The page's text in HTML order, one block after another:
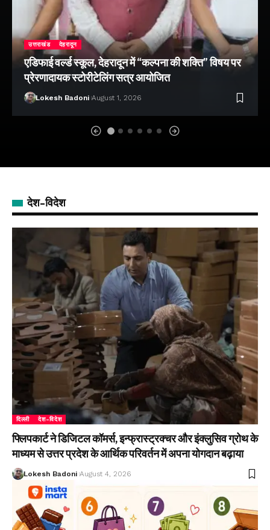
उत्तराखंड देहरादून
एडिफाई वर्ल्ड स्कूल, देहरादून में “कल्पना की शक्ति” विषय पर
प्रेरणादायक स्टोरीटेलिंग सत्र आयोजित
Lokesh Badoni August 1, 2026
देश-विदेश
दिल्ली देश-विदेश
फ्लिपकार्ट ने डिजिटल कॉमर्स, इन्फ्रास्ट्रक्चर और इंक्लुसिव ग्रोथ के
माध्यम से उत्तर प्रदेश के आर्थिक परिवर्तन में अपना योगदान बढ़ाया
Lokesh Badoni August 4, 2026